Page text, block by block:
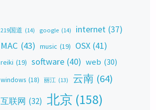
219国道 (14) google (14) internet (37)
MAC (43) music (19) OSX (41)
reiki (19) software (40) web (30)
windows (18) 丽江 (13) 云南 (64)
互联网 (32) 北京 (158)